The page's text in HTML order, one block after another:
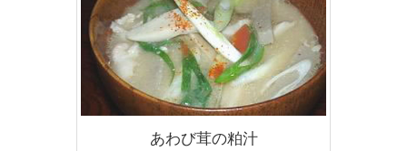
あわび茸の粕汁